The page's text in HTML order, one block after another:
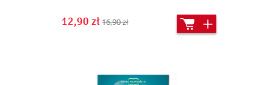
12,90 zł16,90 zł